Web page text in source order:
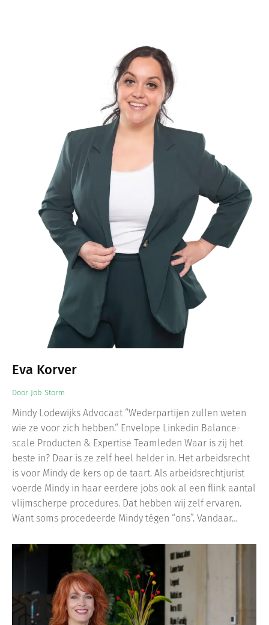
Eva Korver
Door Job Storm
Mindy Lodewijks Advocaat “Wederpartijen zullen weten
wie ze voor zich hebben.“ Envelope Linkedin Balance-
scale Producten & Expertise Teamleden Waar is zij het
beste in? Daar is ze zelf heel helder in. Het arbeidsrecht
is voor Mindy de kers op de taart. Als arbeidsrechtjurist
voerde Mindy in haar eerdere jobs ook al een flink aantal
vlijmscherpe procedures. Dat hebben wij zelf ervaren.
Want soms procedeerde Mindy tégen “ons”. Vandaar…